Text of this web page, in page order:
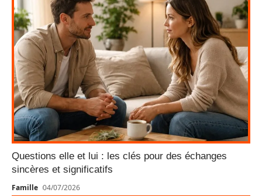
Questions elle et lui : les clés pour des échanges
sincères et significatifs
Famille 04/07/2026